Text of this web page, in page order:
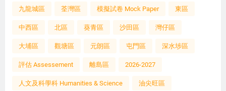
九龍城區 荃灣區 模擬試卷 Mock Paper 東區
中西區 北區 葵青區 沙田區 灣仔區
大埔區 觀塘區 元朗區 屯門區 深水埗區
評估 Assessement 離島區 2026-2027
人文及科學科 Humanities & Science 油尖旺區